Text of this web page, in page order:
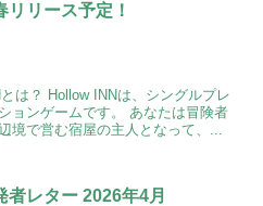
リリース予定！
は？ Hollow INNは、シングルプレ
ョンゲームです。 あなたは冒険者
境で営む宿屋の主人となって、...
者レター 2026年4月